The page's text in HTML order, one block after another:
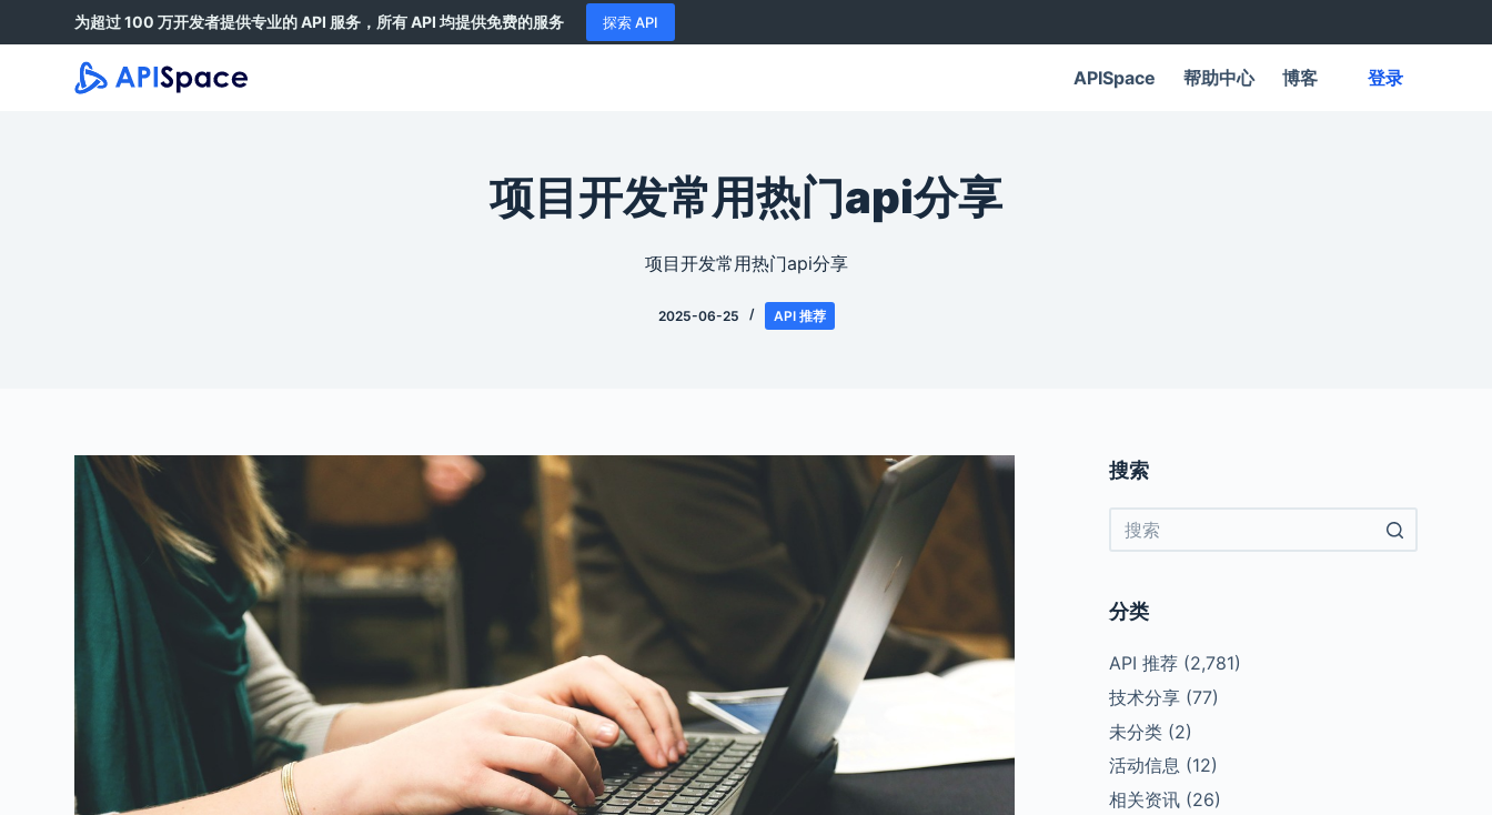
为超过 100 万开发者提供专业的 API 服务，所有 API 均提供免费的服务 探索 API
APISpace 帮助中心 博客 登录
项目开发常用热门api分享
项目开发常用热门api分享
2025-06-25 API 推荐
搜索
分类
API 推荐(2,781)
技术分享(77)
未分类(2)
活动信息 (12)
相关资讯(26)